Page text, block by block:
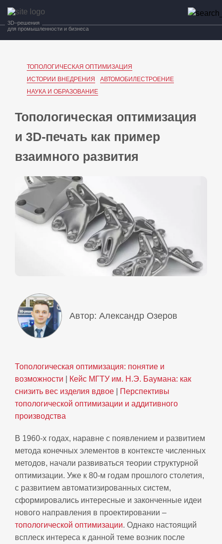
3D–решения
для промышленности и бизнеса
ТОПОЛОГИЧЕСКАЯ ОПТИМИЗАЦИЯ
ИСТОРИИ ВНЕДРЕНИЯ
АВТОМОБИЛЕСТРОЕНИЕ
НАУКА И ОБРАЗОВАНИЕ
Топологическая оптимизация
и 3D‑печать как пример
взаимного развития
Автор: Александр Озеров
Топологическая оптимизация: понятие и
возможности
Кейс МГТУ им. Н.Э. Баумана: как
снизить вес изделия вдвое
Перспективы
топологической оптимизации и аддитивного
производства
В 1960‑х годах, наравне с появлением и развитием
метода конечных элементов в контексте численных
методов, начали развиваться теории структурной
оптимизации. Уже к 80‑м годам прошлого столетия,
с развитием автоматизированных систем,
сформировались интересные и законченные идеи
нового направления в проектировании –
топологической оптимизации. Однако настоящий
всплеск интереса к данной теме возник после